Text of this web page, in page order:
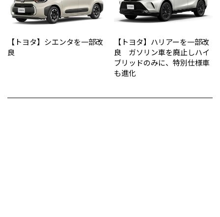
【トヨタ】シエンタを一部改
良
【トヨタ】ハリアーを一部改
良 ガソリン車を廃止しハイ
ブリッドのみに、特別仕様車
も進化